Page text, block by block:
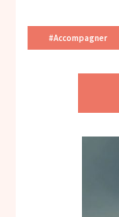
#Accompagner